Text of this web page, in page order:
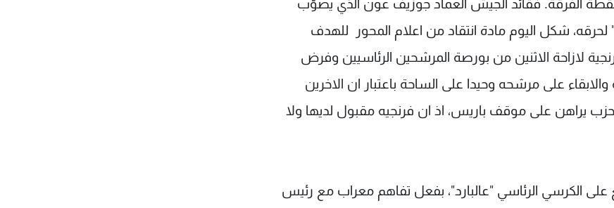
تحالف 6 شباط وبلوغها نقطة الفرقة. فقائد الجيش العماد جوزيف عون الذي يصوّب
شكل اليوم مادة انتقاد من اعلام المحور للهدف
لازاحة الاثنين من بورصة المرشحين الرئاسيين وفرض
على مرشحه وحيدا على الساحة باعتبار ان الاخرين
يراهن على موقف باريس، اذ ان فرنجيه مقبول لديها ولا
الكرسي الرئاسي "عالبارد"، بفعل تفاهم معراب مع رئيس